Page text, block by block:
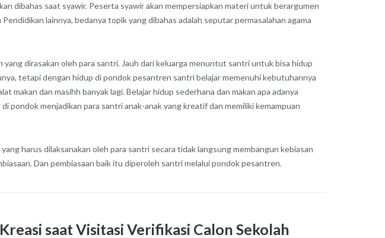
dibahas saat syawir. Peserta syawir akan mempersiapkan materi untuk berargumen
lainnya, bedanya topik yang dibahas adalah seputar permasalahan agama
dirasakan oleh para santri. Jauh dari keluarga menuntut santri untuk bisa hidup
tetapi dengan hidup di pondok pesantren santri belajar memenuhi kebutuhannya
makan dan masihh banyak lagi. Belajar hidup sederhana dan makan apa adanya
pondok menjadikan para santri anak-anak yang kreatif dan memiliki kemampuan
harus dilaksanakan oleh para santri secara tidak langsung membangun kebiasan
Dan pembiasaan baik itu diperoleh santri melalui pondok pesantren.
saat Visitasi Verifikasi Calon Sekolah